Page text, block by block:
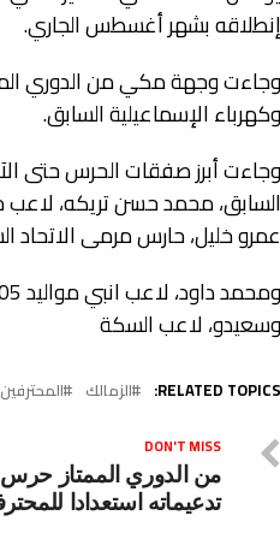
إنطلاقه بشهر أغسطس الجاري.
وجاءت وجهة مكي من الدوري
وكهرباء الإسماعيلية السابق.
وجاءت أبرز صفقات الحرس حتى
السابق، محمد حسن تريكه، لاعب
عمرو خليل، حارس مرمى الاتحاد
وسعيدو، لاعب السكة
RELATED TOPICS: الزمالك المحترفين
DON'T MISS
من الدوري الممتاز
تدعيماته استعدادا